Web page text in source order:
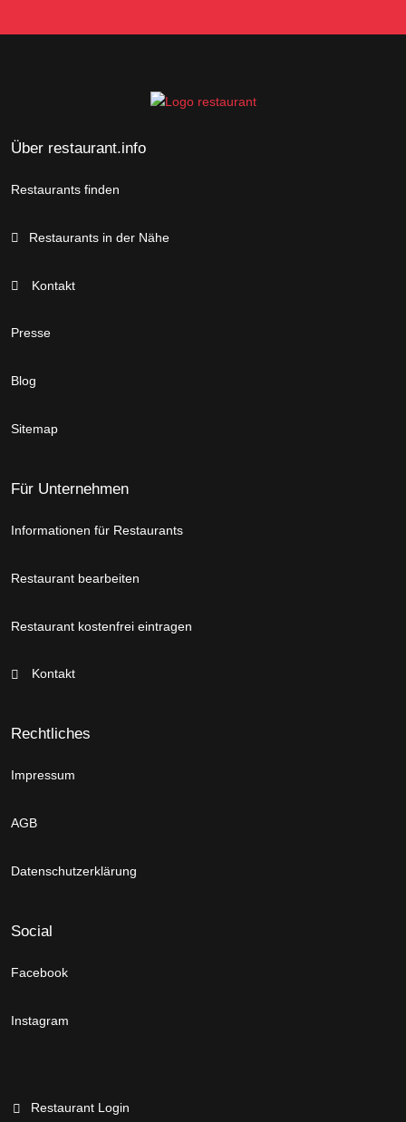
Über restaurant.info
Restaurants finden
Restaurants in der Nähe
Kontakt
Presse
Blog
Sitemap
Für Unternehmen
Informationen für Restaurants
Restaurant bearbeiten
Restaurant kostenfrei eintragen
Kontakt
Rechtliches
Impressum
AGB
Datenschutzerklärung
Social
Facebook
Instagram
Restaurant Login